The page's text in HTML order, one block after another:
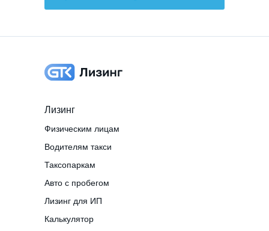
Лизинг
Водителям такси
Физическим лицам
Таксопаркам
Авто с пробегом
Лизинг для ИП
Калькулятор